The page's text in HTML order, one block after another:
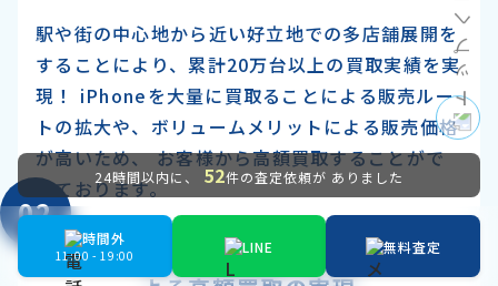
24時間以内に、 52件の査定依頼が ありました
駅や街の中心地から近い好立地での多店舗展開を
することにより、累計20万台以上の買取実績を実
現！ iPhoneを大量に買取ることによる販売ルー
トの拡大や、ボリュームメリットによる販売価格
が高いため、 お客様から高額買取することがで
きております。
02
豊富な販売ルートに
時間外
11:00 - 19:00 LINE 無料査定